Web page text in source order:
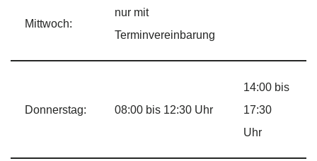
Mittwoch:
nur mit
Terminvereinbarung
Donnerstag: 08:00 bis 12:30 Uhr
14:00 bis
17:30
Uhr